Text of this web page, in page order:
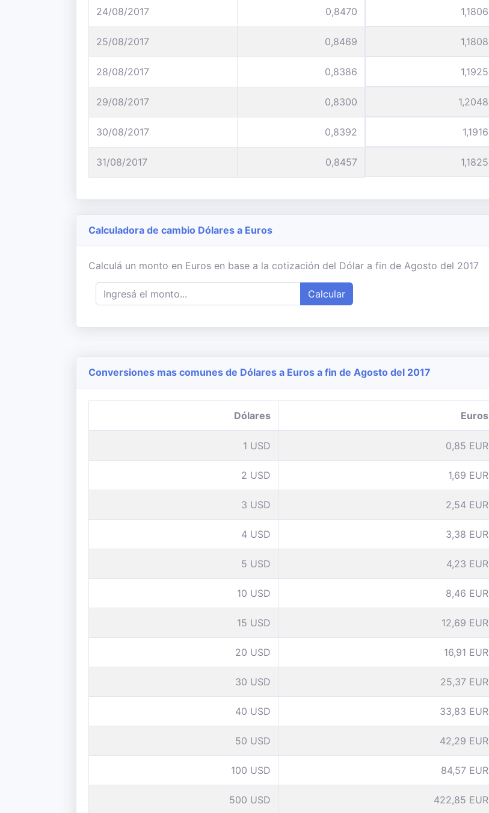
24/08/2017 0,8470 1,1806
25/08/2017 0,8469 1,1808
28/08/2017 0,8386 1,1925
29/08/2017 0,8300 1,2048
30/08/2017 0,8392 1,1916
31/08/2017 0,8457 1,1825
Calculadora de cambio Dólares a Euros
Calculá un monto en Euros en base a la cotización del Dólar a fin de Agosto del 2017
Calcular
Conversiones mas comunes de Dólares a Euros a fin de Agosto del 2017
Dólares Euros
1 USD 0,85 EUR
2 USD 1,69 EUR
3 USD 2,54 EUR
4 USD 3,38 EUR
5 USD 4,23 EUR
10 USD 8,46 EUR
15 USD 12,69 EUR
20 USD 16,91 EUR
30 USD 25,37 EUR
40 USD 33,83 EUR
50 USD 42,29 EUR
100 USD 84,57 EUR
500 USD 422,85 EUR